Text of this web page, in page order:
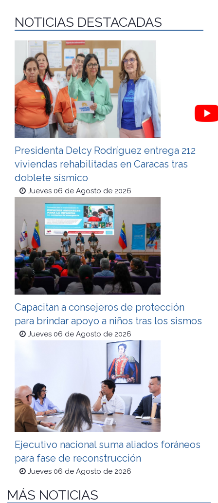
NOTICIAS DESTACADAS
Presidenta Delcy Rodríguez entrega 212
viviendas rehabilitadas en Caracas tras
doblete sísmico
Jueves 06 de Agosto de 2026
Capacitan a consejeros de protección
para brindar apoyo a niños tras los sismos
Jueves 06 de Agosto de 2026
Ejecutivo nacional suma aliados foráneos
para fase de reconstrucción
Jueves 06 de Agosto de 2026
MÁS NOTICIAS